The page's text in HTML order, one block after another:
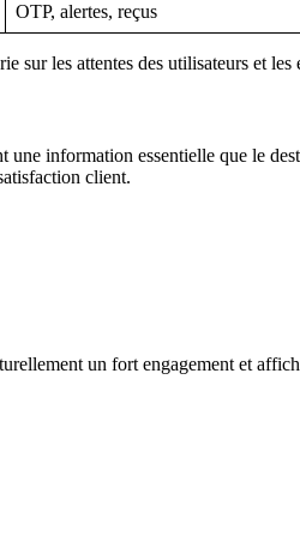
OTP, alertes, reçus
sur les attentes des utilisateurs et
une information essentielle que le
client.
un fort engagement et